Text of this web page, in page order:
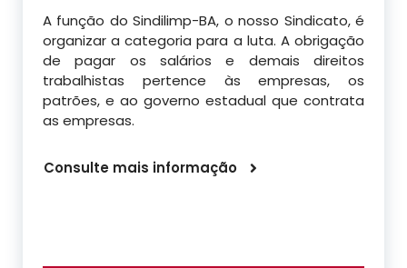
A função do Sindilimp-BA, o nosso Sindicato, é
organizar a categoria para a luta. A obrigação
de pagar os salários e demais direitos
trabalhistas pertence às empresas, os
patrões, e ao governo estadual que contrata
as empresas.
Consulte mais informação